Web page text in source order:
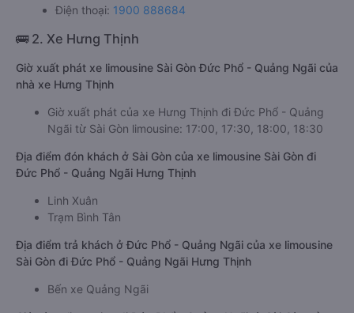
Điện thoại: 1900 888684
🚌 2. Xe Hưng Thịnh
Giờ xuất phát xe limousine Sài Gòn Đức Phổ - Quảng Ngãi của
nhà xe Hưng Thịnh
Giờ xuất phát của xe Hưng Thịnh đi Đức Phổ - Quảng
Ngãi từ Sài Gòn limousine: 17:00, 17:30, 18:00, 18:30
Địa điểm đón khách ở Sài Gòn của xe limousine Sài Gòn đi
Đức Phổ - Quảng Ngãi Hưng Thịnh
Linh Xuân
Trạm Bình Tân
Địa điểm trả khách ở Đức Phổ - Quảng Ngãi của xe limousine
Sài Gòn đi Đức Phổ - Quảng Ngãi Hưng Thịnh
Bến xe Quảng Ngãi